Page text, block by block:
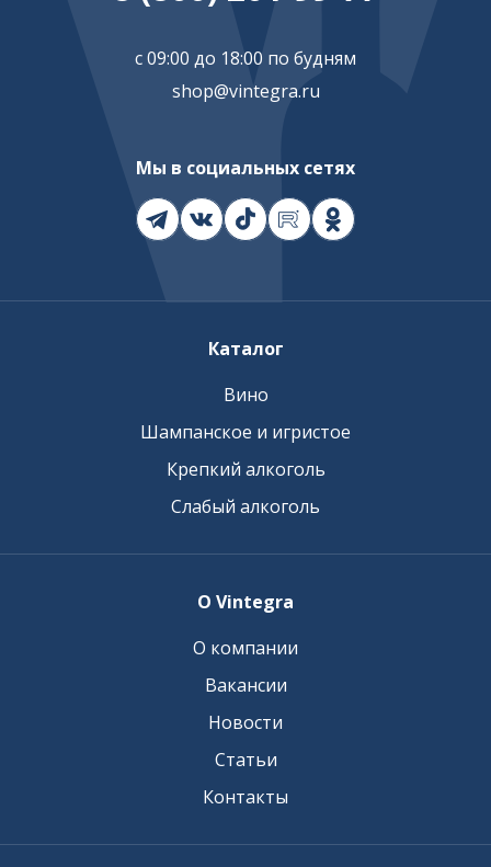
с 09:00 до 18:00 по будням
shop@vintegra.ru
Мы в социальных сетях
Каталог
Вино
Шампанское и игристое
Крепкий алкоголь
Слабый алкоголь
О Vintegra
О компании
Вакансии
Новости
Статьи
Контакты